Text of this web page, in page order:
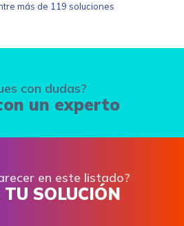
más de 119 soluciones
con dudas?
un experto
en este listado?
SOLUCIÓN